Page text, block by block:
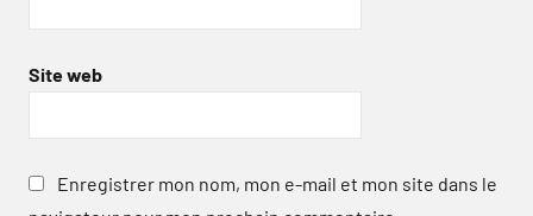
Site web
Enregistrer mon nom, mon e-mail et mon site dans le